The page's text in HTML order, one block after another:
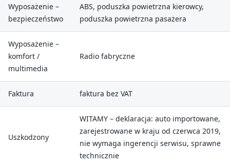
Wyposażenie –
bezpieczeństwo
ABS, poduszka powietrzna kierowcy,
poduszka powietrzna pasażera
Wyposażenie –
komfort /
multimedia
Radio fabryczne
Faktura faktura bez VAT
Uszkodzony
WITAMY – deklaracja: auto importowane,
zarejestrowane w kraju od czerwca 2019,
nie wymaga ingerencji serwisu, sprawne
technicznie